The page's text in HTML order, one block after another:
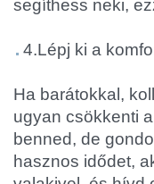
segíthess neki,
4.Lépj ki a
Ha barátokkal,
ugyan csökkenti
benned, de
hasznos idődet,